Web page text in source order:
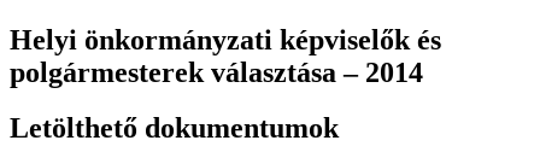
Helyi önkormányzati képviselők és
polgármesterek választása – 2014
Letölthető dokumentumok